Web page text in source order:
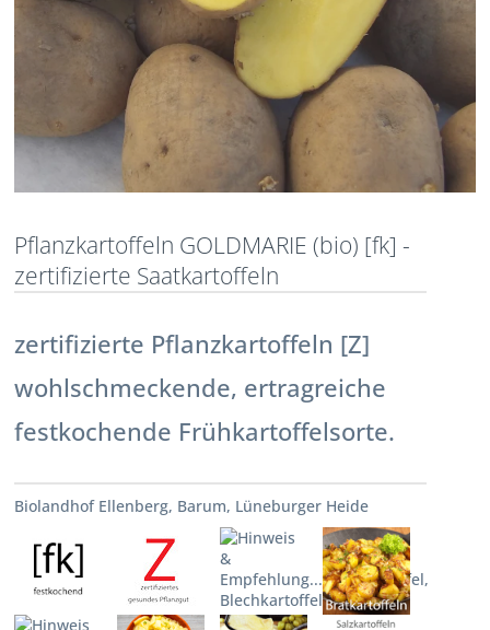
Pflanzkartoffeln GOLDMARIE (bio) [fk] -
zertifizierte Saatkartoffeln
zertifizierte Pflanzkartoffeln [Z]
wohlschmeckende, ertragreiche
festkochende Frühkartoffelsorte.
Biolandhof Ellenberg, Barum, Lüneburger Heide